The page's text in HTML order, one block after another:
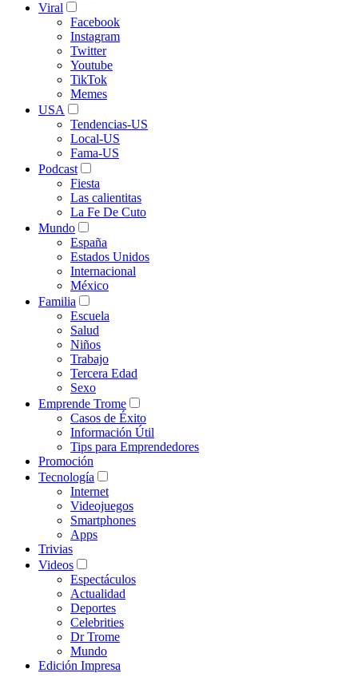
Viral
Facebook
Instagram
Twitter
Youtube
TikTok
Memes
USA
Tendencias-US
Local-US
Fama-US
Podcast
Fiesta
Las calientitas
La Fe De Cuto
Mundo
España
Estados Unidos
Internacional
México
Familia
Escuela
Salud
Niños
Trabajo
Tercera Edad
Sexo
Emprende Trome
Casos de Éxito
Información Útil
Tips para Emprendedores
Promoción
Tecnología
Internet
Videojuegos
Smartphones
Apps
Trivias
Videos
Espectáculos
Actualidad
Deportes
Celebrities
Dr Trome
Mundo
Edición Impresa